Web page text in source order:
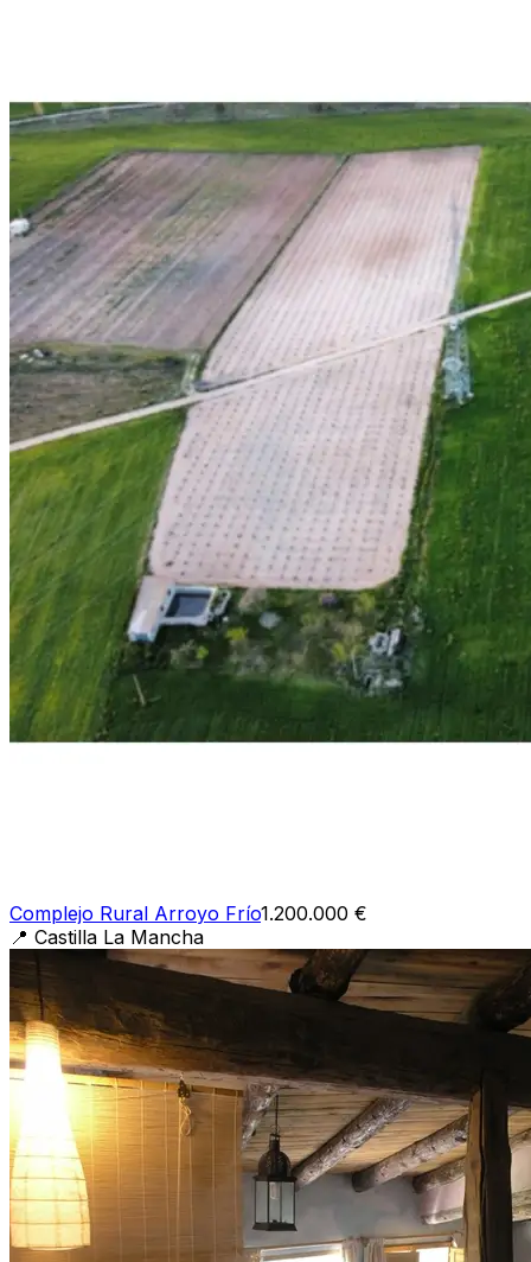
Complejo Rural Arroyo Frío1.200.000 €
📍 Castilla La Mancha